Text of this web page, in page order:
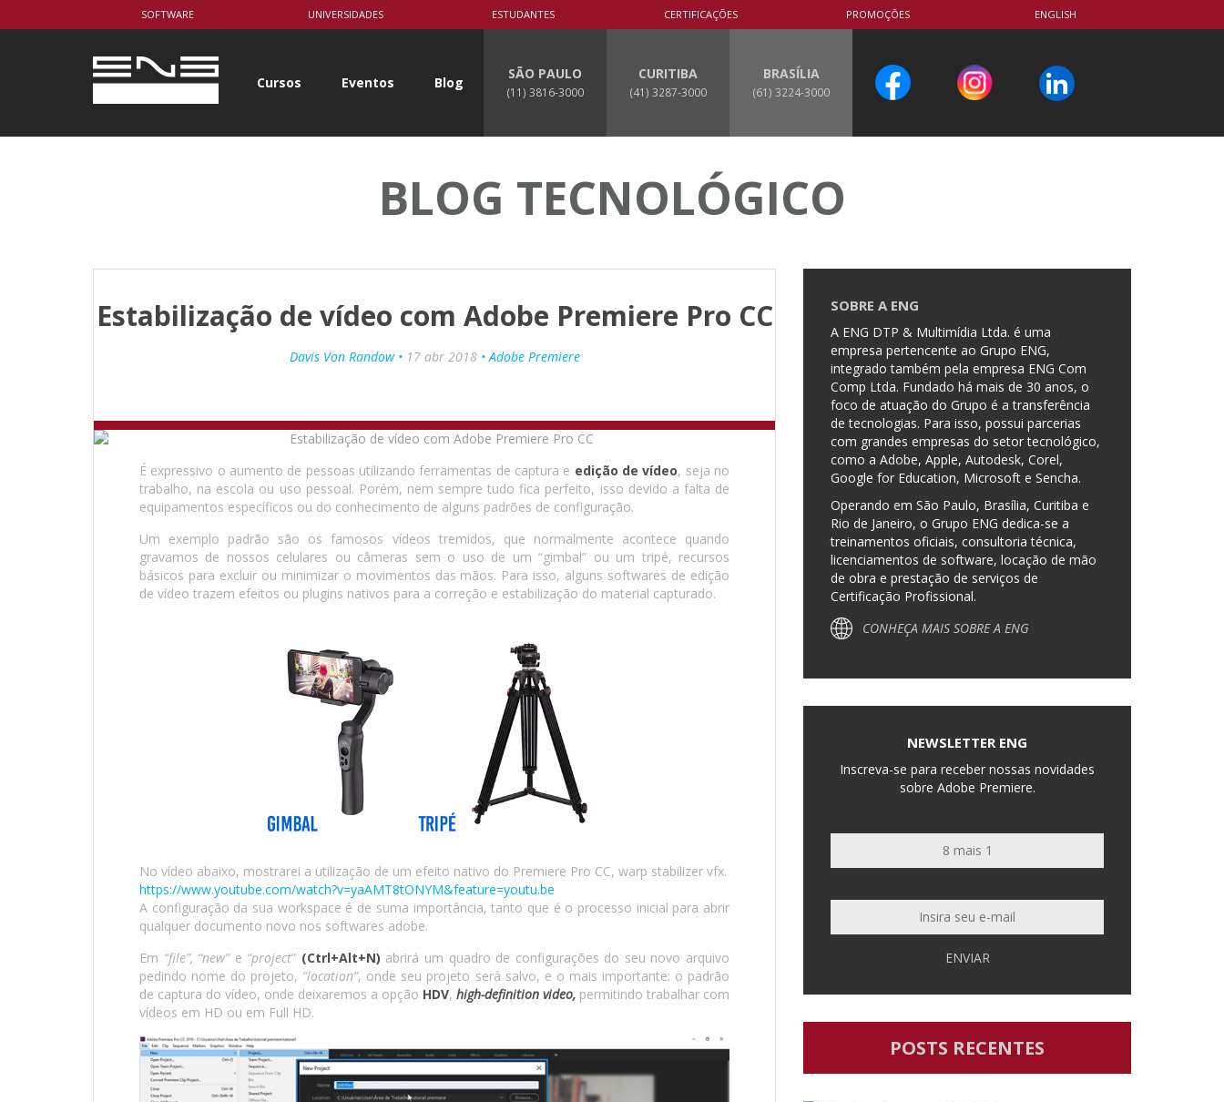
body { background-color: white; }
SOFTWARE UNIVERSIDADES ESTUDANTES CERTIFICAÇÕES PROMOÇÕES ENGLISH
Cursos Eventos Blog
SÃO PAULO
(11) 3816-3000
CURITIBA
(41) 3287-3000
BRASÍLIA
(61) 3224-3000
BLOG TECNOLÓGICO
Estabilização de vídeo com Adobe Premiere Pro CC
Davis Von Randow • 17 abr 2018• Adobe Premiere
É expressivo o aumento de pessoas utilizando ferramentas de captura e edição de vídeo, seja no
trabalho, na escola ou uso pessoal. Porém, nem sempre tudo fica perfeito, isso devido a falta de
equipamentos específicos ou do conhecimento de alguns padrões de configuração.
Um exemplo padrão são os famosos vídeos tremidos, que normalmente acontece quando
gravamos de nossos celulares ou câmeras sem o uso de um “gimbal” ou um tripé, recursos
básicos para excluir ou minimizar o movimentos das mãos. Para isso, alguns softwares de edição
de vídeo trazem efeitos ou plugins nativos para a correção e estabilização do material capturado.
No vídeo abaixo, mostrarei a utilização de um efeito nativo do Premiere Pro CC, warp stabilizer vfx.
https://www.youtube.com/watch?v=yaAMT8tONYM&feature=youtu.be
A configuração da sua workspace é de suma importância, tanto que é o processo inicial para abrir
qualquer documento novo nos softwares adobe.
Em “file”, “new” e “project” (Ctrl+Alt+N) abrirá um quadro de configurações do seu novo arquivo
pedindo nome do projeto, “location”, onde seu projeto será salvo, e o mais importante: o padrão
de captura do vídeo, onde deixaremos a opção HDV, high-definition video, permitindo trabalhar com
vídeos em HD ou em Full HD.
SOBRE A ENG
A ENG DTP & Multimídia Ltda. é uma
empresa pertencente ao Grupo ENG,
integrado também pela empresa ENG Com
Comp Ltda. Fundado há mais de 30 anos, o
foco de atuação do Grupo é a transferência
de tecnologias. Para isso, possui parcerias
com grandes empresas do setor tecnológico,
como a Adobe, Apple, Autodesk, Corel,
Google for Education, Microsoft e Sencha.
Operando em São Paulo, Brasília, Curitiba e
Rio de Janeiro, o Grupo ENG dedica-se a
treinamentos oficiais, consultoria técnica,
licenciamentos de software, locação de mão
de obra e prestação de serviços de
Certificação Profissional.
CONHEÇA MAIS SOBRE A ENG
NEWSLETTER ENG
Inscreva-se para receber nossas novidades
sobre Adobe Premiere.
ENVIAR
POSTS RECENTES